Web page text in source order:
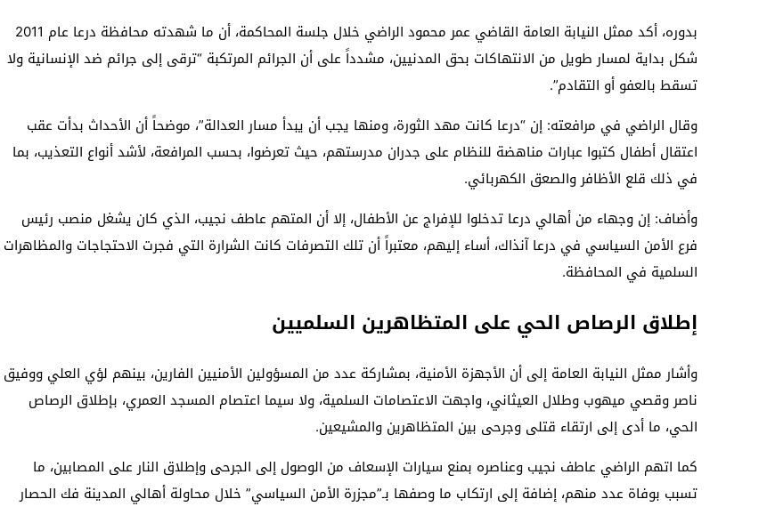
بدوره، أكد ممثل النيابة العامة القاضي عمر محمود الراضي خلال جلسة المحاكمة، أن ما شهدته محافظة درعا عام 2011
شكل بداية لمسار طويل من الانتهاكات بحق المدنيين، مشدداً على أن الجرائم المرتكبة “ترقى إلى جرائم ضد الإنسانية ولا
تسقط بالعفو أو التقادم”.
وقال الراضي في مرافعته: إن “درعا كانت مهد الثورة، ومنها يجب أن يبدأ مسار العدالة”، موضحاً أن الأحداث بدأت عقب
اعتقال أطفال كتبوا عبارات مناهضة للنظام على جدران مدرستهم، حيث تعرضوا، بحسب المرافعة، لأشد أنواع التعذيب، بما
في ذلك قلع الأظافر والصعق الكهربائي.
وأضاف: إن وجهاء من أهالي درعا تدخلوا للإفراج عن الأطفال، إلا أن المتهم عاطف نجيب، الذي كان يشغل منصب رئيس
فرع الأمن السياسي في درعا آنذاك، أساء إليهم، معتبراً أن تلك التصرفات كانت الشرارة التي فجرت الاحتجاجات والمظاهرات
السلمية في المحافظة.
إطلاق الرصاص الحي على المتظاهرين السلميين
وأشار ممثل النيابة العامة إلى أن الأجهزة الأمنية، بمشاركة عدد من المسؤولين الأمنيين الفارين، بينهم لؤي العلي ووفيق
ناصر وقصي ميهوب وطلال العيثاني، واجهت الاعتصامات السلمية، ولا سيما اعتصام المسجد العمري، بإطلاق الرصاص
الحي، ما أدى إلى ارتقاء قتلى وجرحى بين المتظاهرين والمشيعين.
كما اتهم الراضي عاطف نجيب وعناصره بمنع سيارات الإسعاف من الوصول إلى الجرحى وإطلاق النار على المصابين، ما
تسبب بوفاة عدد منهم، إضافة إلى ارتكاب ما وصفها بـ”مجزرة الأمن السياسي” خلال محاولة أهالي المدينة فك الحصار